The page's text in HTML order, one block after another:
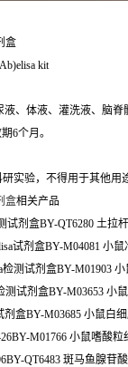
盒
kit
、体液、灌洗液、脑脊
6个月。
实验，不得用于其他用
盒相关产品
试剂盒BY-QT6280 土拉
试剂盒BY-M04081 小
测试剂盒BY-M01903
测试剂盒BY-M03653 小
盒BY-M03685 小鼠白
M01766 小鼠嗜酸
QT6483 斑马鱼腺